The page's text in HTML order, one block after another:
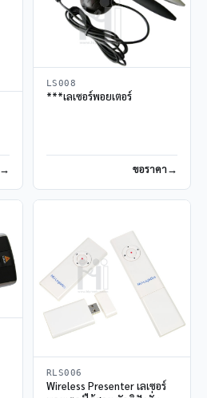
LS008
***เลเซอร์พอยเตอร์
ขอราคา
RLS006
Wireless Presenter เลเซอร์